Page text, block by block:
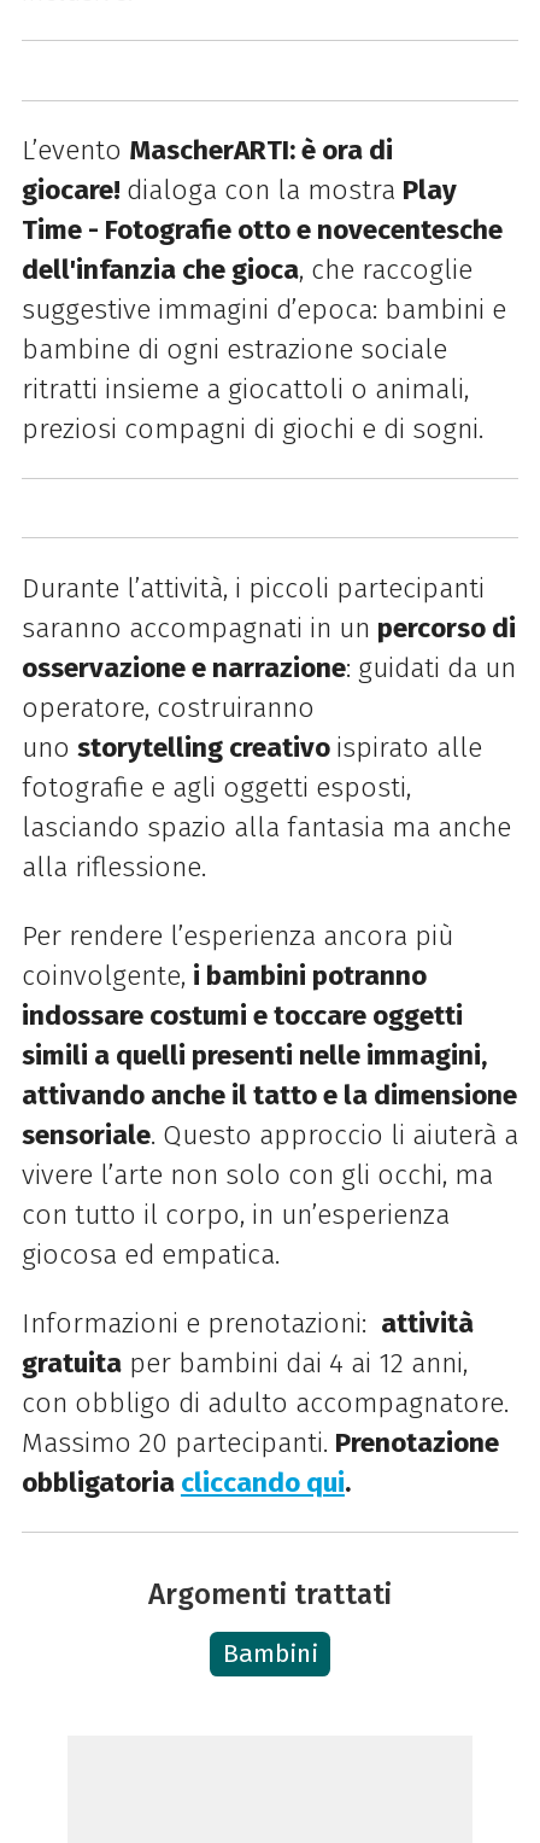
L’evento MascherARTI: è ora di
giocare! dialoga con la mostra Play
Time - Fotografie otto e novecentesche
dell'infanzia che gioca, che raccoglie
suggestive immagini d’epoca: bambini e
bambine di ogni estrazione sociale
ritratti insieme a giocattoli o animali,
preziosi compagni di giochi e di sogni.
Durante l’attività, i piccoli partecipanti
saranno accompagnati in un percorso di
osservazione e narrazione: guidati da un
operatore, costruiranno
uno storytelling creativo ispirato alle
fotografie e agli oggetti esposti,
lasciando spazio alla fantasia ma anche
alla riflessione.
Per rendere l’esperienza ancora più
coinvolgente, i bambini potranno
indossare costumi e toccare oggetti
simili a quelli presenti nelle immagini,
attivando anche il tatto e la dimensione
sensoriale. Questo approccio li aiuterà a
vivere l’arte non solo con gli occhi, ma
con tutto il corpo, in un’esperienza
giocosa ed empatica.
Informazioni e prenotazioni: attività
gratuitaper bambini dai 4 ai 12 anni,
con obbligo di adulto accompagnatore.
Massimo 20 partecipanti. Prenotazione
obbligatoria cliccando qui.
Argomenti trattati
Bambini